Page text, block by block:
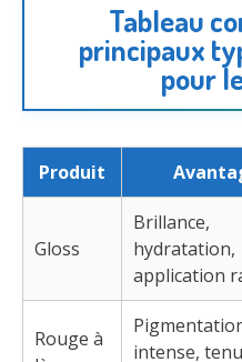
Tableau
principaux
pour
Produit
Gloss
Brillance,
hydratation,
application
Rouge à
intense,